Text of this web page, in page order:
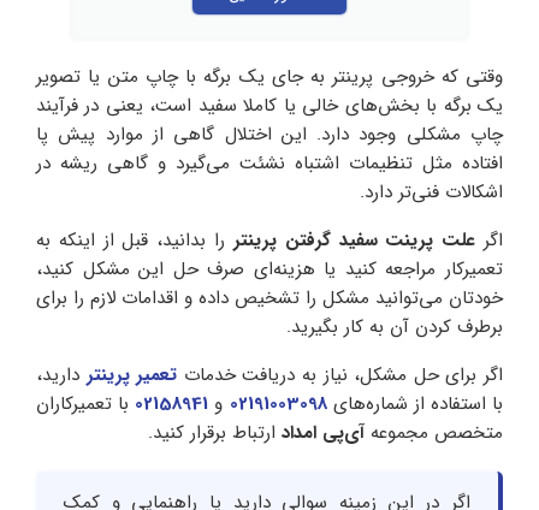
وقتی که خروجی پرینتر به جای یک‌ برگه با چاپ متن یا تصویر
یک برگه با بخش‌های خالی یا کاملا سفید است، یعنی در فرآیند
چاپ مشکلی وجود دارد. این اختلال گاهی از موارد پیش پا
افتاده مثل تنظیمات اشتباه نشئت می‌گیرد و گاهی ریشه در
اشکالات فنی‌تر دارد.
اگر علت‌ پرینت سفید گرفتن پرینتر را بدانید، قبل از اینکه به
تعمیرکار مراجعه کنید یا هزینه‌ای صرف حل این مشکل کنید،‌
خودتان می‌توانید مشکل را تشخیص داده و اقدامات لازم را برای
برطرف کردن آن به کار بگیرید.
اگر برای حل مشکل، نیاز به دریافت خدمات تعمیر پرینتر دارید،
با استفاده از شماره‌های02191003098 و 02158941 با تعمیرکاران
متخصص مجموعه آی‌پی امداد ارتباط برقرار کنید.
اگر در این زمینه سوالی دارید یا راهنمایی و کمک